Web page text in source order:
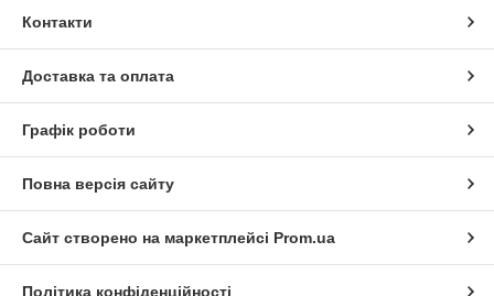
Контакти
Доставка та оплата
Графік роботи
Повна версія сайту
Сайт створено на маркетплейсі Prom.ua
Політика конфіденційності